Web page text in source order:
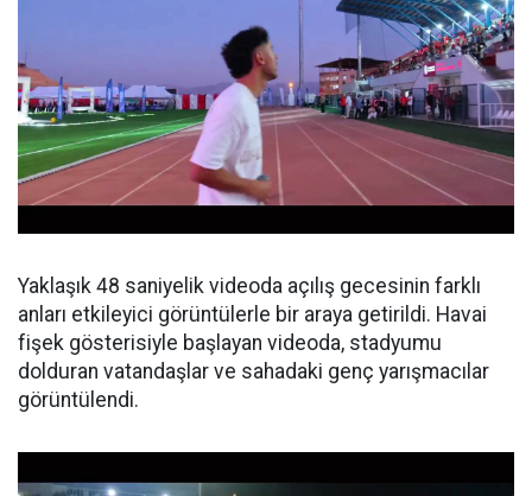
Yaklaşık 48 saniyelik videoda açılış gecesinin farklı
anları etkileyici görüntülerle bir araya getirildi. Havai
fişek gösterisiyle başlayan videoda, stadyumu
dolduran vatandaşlar ve sahadaki genç yarışmacılar
görüntülendi.